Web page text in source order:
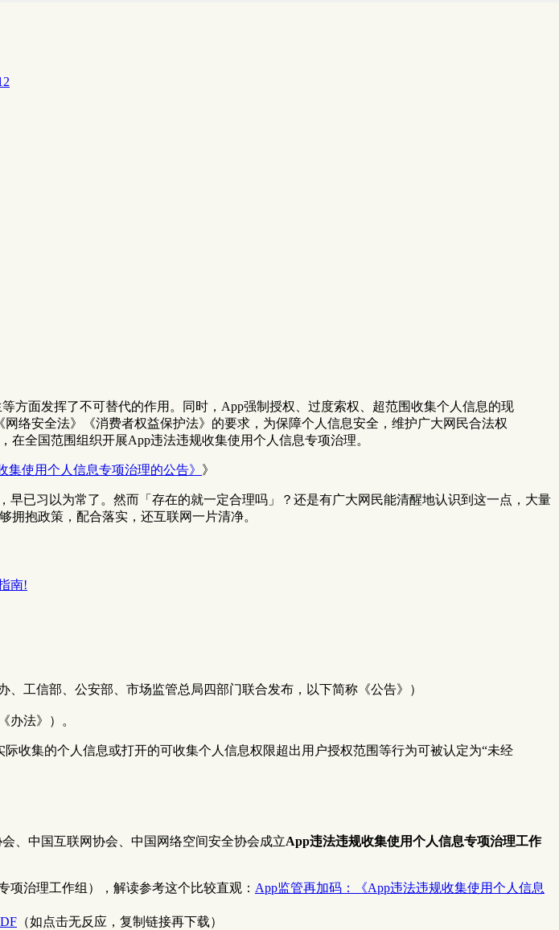
方面发挥了不可替代的作用。同时，App强制授权、过度索权、超范围收集个人信息的现
络安全法》《消费者权益保护法》的要求，为保障个人信息安全，维护广大网民合法权
全国范围组织开展App违法违规收集使用个人信息专项治理。
使用个人信息专项治理的公告》 》
已习以为常了。然而「存在的就一定合理吗」？还是有广大网民能清醒地认识到这一点，大量
抱政策，配合落实，还互联网一片清净。
南!
、工信部、公安部、市场监管总局四部门联合发布，以下简称《公告》）
办法》）。
收集的个人信息或打开的可收集个人信息权限超出用户授权范围等行为可被认定为“未经
、中国互联网协会、中国网络空间安全协会成立App违法违规收集使用个人信息专项治理工作
专项治理工作组），解读参考这个比较直观： App监管再加码：《App违法违规收集使用个人信息
（如点击无反应，复制链接再下载）